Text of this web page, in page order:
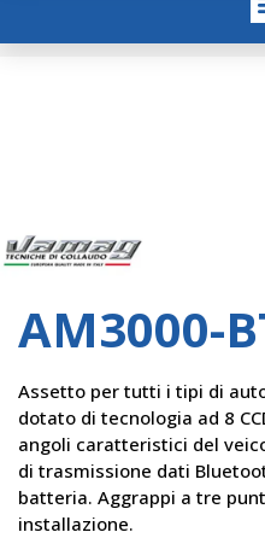
AM3000-
Assetto per tutti i tipi di
dotato di tecnologia ad 8
angoli caratteristici del
di trasmissione dati
batteria. Aggrappi a tre
installazione.